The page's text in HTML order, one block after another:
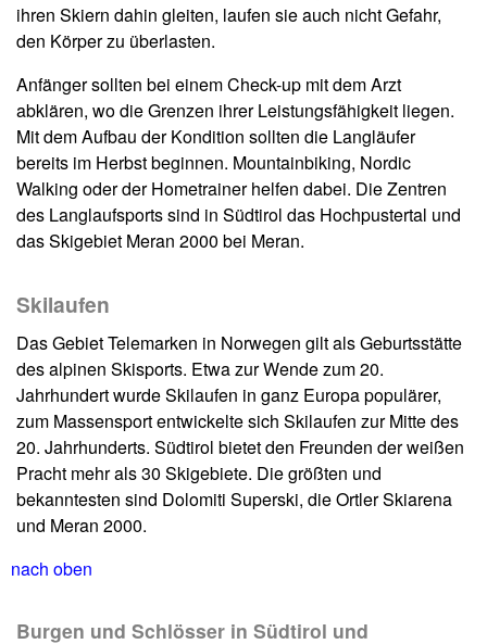
ihren Skiern dahin gleiten, laufen sie auch nicht Gefahr,
den Körper zu überlasten.
Anfänger sollten bei einem Check-up mit dem Arzt
abklären, wo die Grenzen ihrer Leistungsfähigkeit liegen.
Mit dem Aufbau der Kondition sollten die Langläufer
bereits im Herbst beginnen. Mountainbiking, Nordic
Walking oder der Hometrainer helfen dabei. Die Zentren
des Langlaufsports sind in Südtirol das Hochpustertal und
das Skigebiet Meran 2000 bei Meran.
Skilaufen
Das Gebiet Telemarken in Norwegen gilt als Geburtsstätte
des alpinen Skisports. Etwa zur Wende zum 20.
Jahrhundert wurde Skilaufen in ganz Europa populärer,
zum Massensport entwickelte sich Skilaufen zur Mitte des
20. Jahrhunderts. Südtirol bietet den Freunden der weißen
Pracht mehr als 30 Skigebiete. Die größten und
bekanntesten sind Dolomiti Superski, die Ortler Skiarena
und Meran 2000.
nach oben
Burgen und Schlösser in Südtirol und